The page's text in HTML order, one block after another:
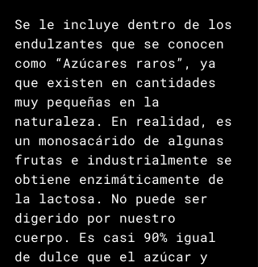
Se le incluye dentro de los
endulzantes que se conocen
como “Azúcares raros”, ya
que existen en cantidades
muy pequeñas en la
naturaleza. En realidad, es
un monosacárido de algunas
frutas e industrialmente se
obtiene enzimáticamente de
la lactosa. No puede ser
digerido por nuestro
cuerpo. Es casi 90% igual
de dulce que el azúcar y